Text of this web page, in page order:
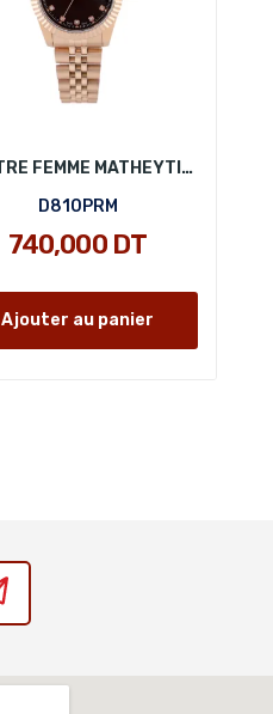
MONTRE FEMME MATHEYTISSOT D810PRM
D810PRM
740,000 DT
Ajouter au panier